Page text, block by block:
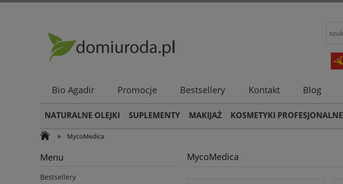
Bio Agadir Promocje Bestsellery Kontakt Blog
NATURALNE OLEJKI SUPLEMENTY MAKIJAŻ KOSMETYKI PROFESJONALNE
»
MycoMedica
Menu
Bestsellery
MycoMedica